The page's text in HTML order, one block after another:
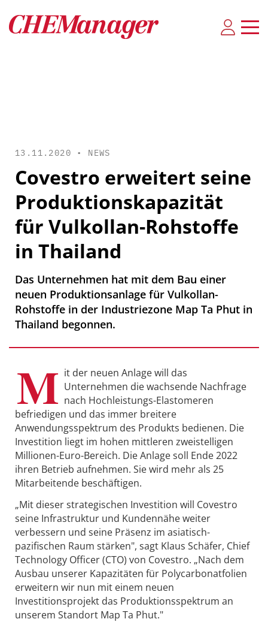
13.11.2020 • NEWS
Covestro erweitert seine
Produktionskapazität
für Vulkollan-Rohstoffe
in Thailand
Das Unternehmen hat mit dem Bau einer
neuen Produktionsanlage für Vulkollan-
Rohstoffe in der Industriezone Map Ta Phut in
Thailand begonnen.
M it der neuen Anlage will das
Unternehmen die wachsende Nachfrage
nach Hochleistungs-Elastomeren
befriedigen und das immer breitere
Anwendungsspektrum des Produkts bedienen. Die
Investition liegt im hohen mittleren zweistelligen
Millionen-Euro-Bereich. Die Anlage soll Ende 2022
ihren Betrieb aufnehmen. Sie wird mehr als 25
Mitarbeitende beschäftigen.
„Mit dieser strategischen Investition will Covestro
seine Infrastruktur und Kundennähe weiter
verbessern und seine Präsenz im asiatisch-
pazifischen Raum stärken", sagt Klaus Schäfer, Chief
Technology Officer (CTO) von Covestro. „Nach dem
Ausbau unserer Kapazitäten für Polycarbonatfolien
erweitern wir nun mit einem neuen
Investitionsprojekt das Produktionsspektrum an
unserem Standort Map Ta Phut."